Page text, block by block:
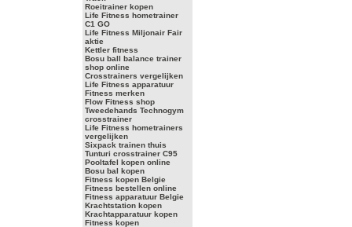
Roeitrainer kopen
Life Fitness hometrainer
C1 GO
Life Fitness Miljonair Fair
aktie
Kettler fitness
Bosu ball balance trainer
shop online
Crosstrainers vergelijken
Life Fitness apparatuur
Fitness merken
Flow Fitness shop
Tweedehands Technogym
crosstrainer
Life Fitness hometrainers
vergelijken
Sixpack trainen thuis
Tunturi crosstrainer C95
Pooltafel kopen online
Bosu bal kopen
Fitness kopen Belgie
Fitness bestellen online
Fitness apparatuur Belgie
Krachtstation kopen
Krachtapparatuur kopen
Fitness kopen